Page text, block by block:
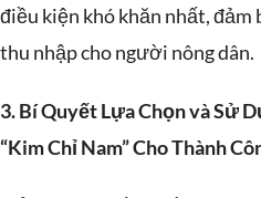
điều kiện khó khăn nhất,
thu nhập cho người nông dân.
3. Bí Quyết Lựa Chọn và Sử
“Kim Chỉ Nam” Cho Thành